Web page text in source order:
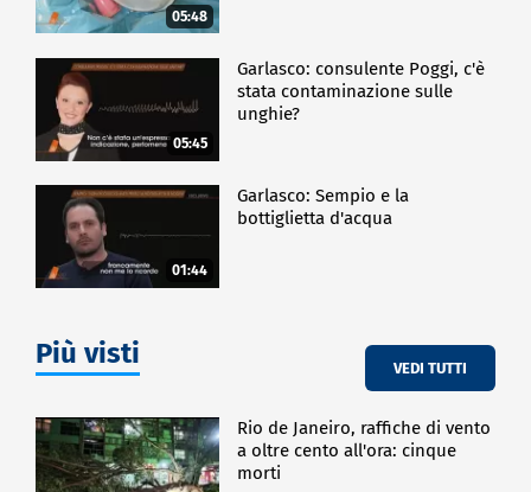
05:48
05:45
Garlasco: consulente Poggi, c'è
stata contaminazione sulle
unghie?
01:44
Garlasco: Sempio e la
bottiglietta d'acqua
Più visti VEDI TUTTI
Rio de Janeiro, raffiche di vento
a oltre cento all'ora: cinque
morti